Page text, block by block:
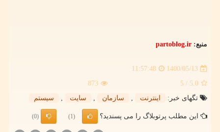
منبع: partoblog.ir
1400/05/13
11:57:48
5.0
/ 5
873
تگهای خبر:
اینترنت , سازمان , سایت , سیستم
این مطلب پرتوبلاگ را می پسندید؟ (1)
(0)